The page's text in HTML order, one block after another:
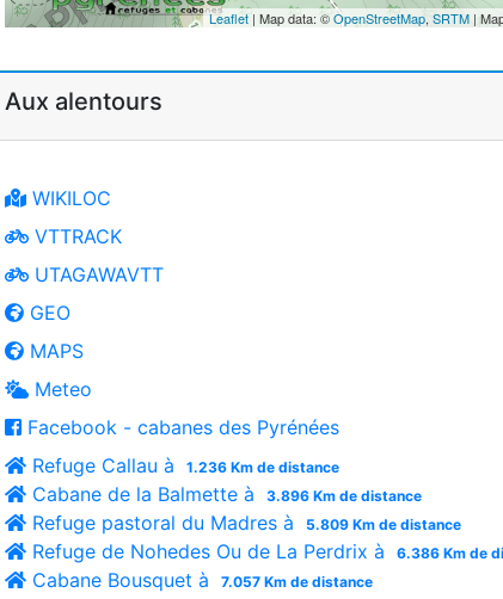
Leaflet | Map data: ©OpenStreetMap, SRTM |
Aux alentours
WIKILOC
VTTRACK
UTAGAWAVTT
GEO
MAPS
Meteo
Facebook - cabanes des Pyrénées
Refuge Callau à
1.236 Km de distance
Cabane de la Balmette à 3.896 Km de distance
Refuge pastoral du Madres à 5.809 Km de distance
Refuge de Nohedes Ou de La Perdrix à 6.386 Km de
Cabane Bousquet à 7.057 Km de distance